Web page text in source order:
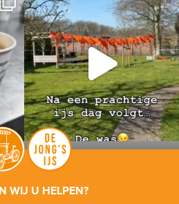
WIJ U HELPEN?